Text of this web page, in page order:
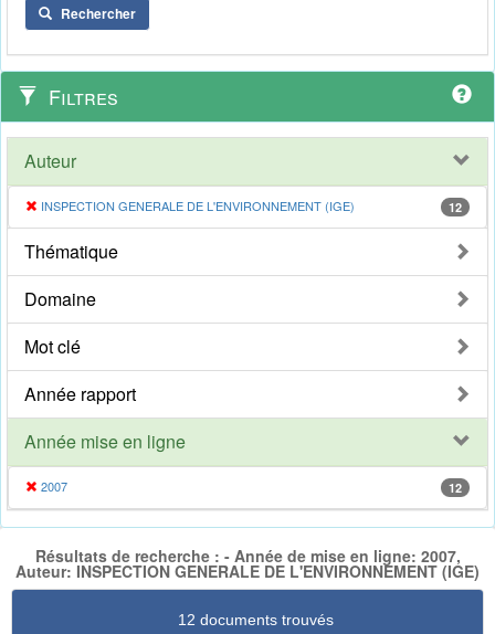
Rechercher
Filtres
Auteur
INSPECTION GENERALE DE L'ENVIRONNEMENT (IGE) 12
Thématique
Domaine
Mot clé
Année rapport
Année mise en ligne
2007 12
Résultats de recherche : - Année de mise en ligne: 2007,
Auteur: INSPECTION GENERALE DE L'ENVIRONNEMENT (IGE)
12 documents trouvés